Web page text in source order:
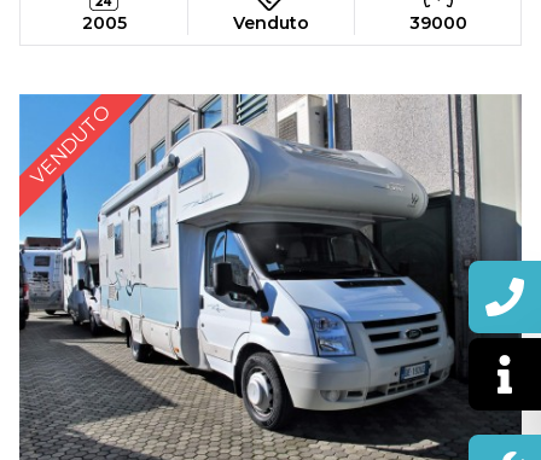
2005 Venduto 39000
VENDUTO